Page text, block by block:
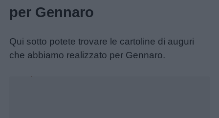
per Gennaro
Qui sotto potete trovare le cartoline di auguri
che abbiamo realizzato per Gennaro.